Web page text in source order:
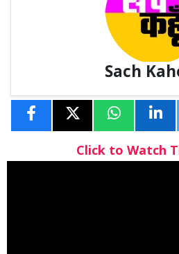
Sach
Click to Watch